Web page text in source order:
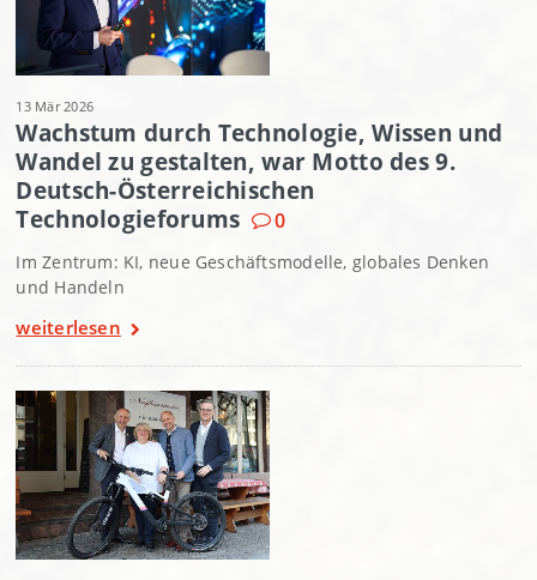
13 Mär 2026
Wachstum durch Technologie, Wissen und
Wandel zu gestalten, war Motto des 9.
Deutsch-Österreichischen
Technologieforums
0
Im Zentrum: KI, neue Geschäftsmodelle, globales Denken
und Handeln
weiterlesen